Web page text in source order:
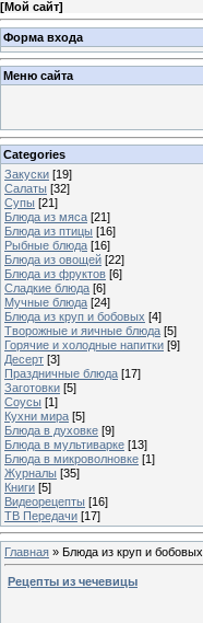
[Мой сайт]
Форма входа
Меню сайта
Categories
Закуски [19]
Салаты [32]
Супы [21]
Блюда из мяса [21]
Блюда из птицы [16]
Рыбные блюда [16]
Блюда из овощей [22]
Блюда из фруктов [6]
Сладкие блюда [6]
Мучные блюда [24]
Блюда из круп и бобовых [4]
Творожные и яичные блюда [5]
Горячие и холодные напитки [9]
Десерт [3]
Праздничные блюда [17]
Заготовки [5]
Соусы [1]
Кухни мира [5]
Блюда в духовке [9]
Блюда в мультиварке [13]
Блюда в микроволновке [1]
Журналы [35]
Книги [5]
Видеорецепты [16]
ТВ Передачи [17]
Главная » Блюда из круп и бобовых
Рецепты из чечевицы